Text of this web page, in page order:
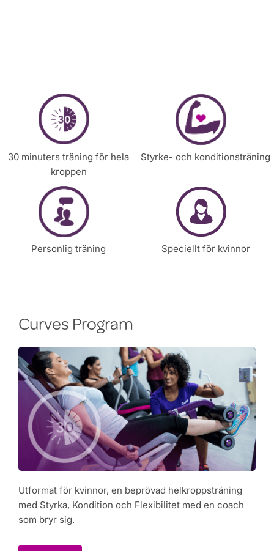
30 minuters träning för hela
kroppen
Styrke- och konditionsträning
Personlig träning Speciellt för kvinnor
Curves Program
Utformat för kvinnor, en beprövad helkroppsträning
med Styrka, Kondition och Flexibilitet med en coach
som bryr sig.